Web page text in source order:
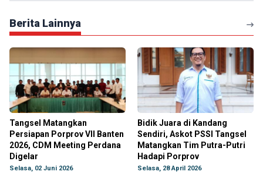
Berita Lainnya
Tangsel Matangkan
Persiapan Porprov VII Banten
2026, CDM Meeting Perdana
Digelar
Selasa, 02 Juni 2026
Bidik Juara di Kandang
Sendiri, Askot PSSI Tangsel
Matangkan Tim Putra-Putri
Hadapi Porprov
Selasa, 28 April 2026